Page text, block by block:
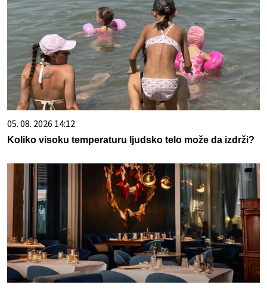
05. 08. 2026 14:12
Koliko visoku temperaturu ljudsko telo može da izdrži?